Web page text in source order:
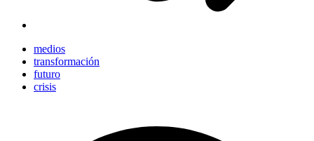
medios
transformación
futuro
crisis